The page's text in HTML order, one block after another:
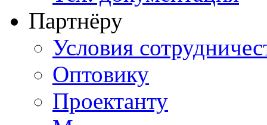
Партнёру
Условия
Оптовику
Проектанту